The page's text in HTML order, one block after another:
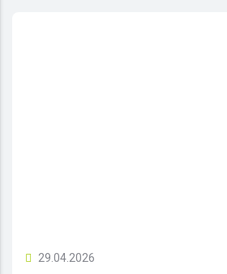
29.04.2026